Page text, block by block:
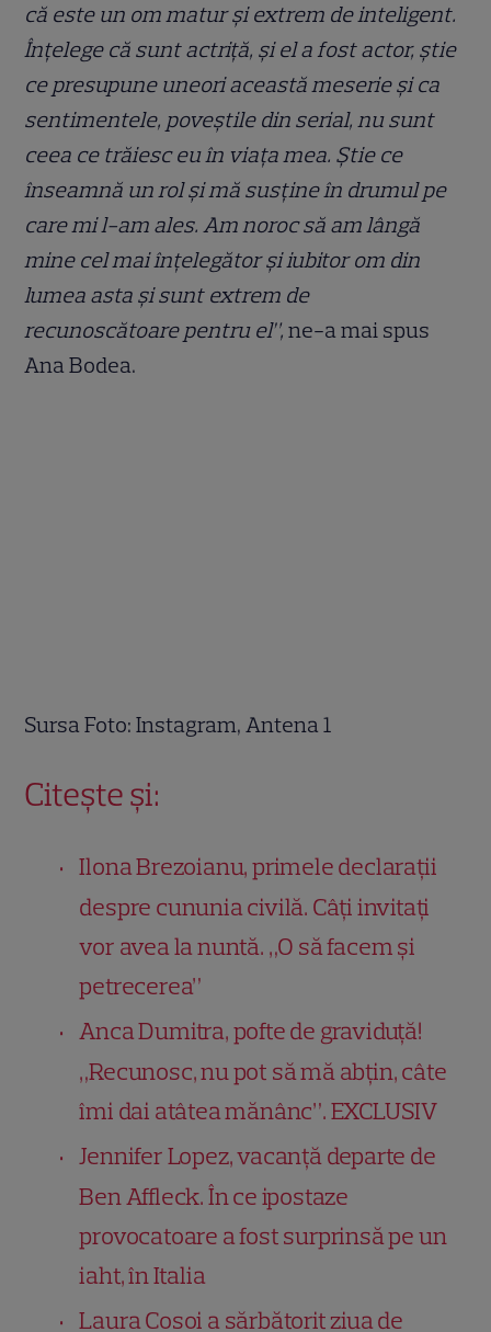
că este un om matur și extrem de inteligent.
Înțelege că sunt actriță, și el a fost actor, știe
ce presupune uneori această meserie și ca
sentimentele, poveștile din serial, nu sunt
ceea ce trăiesc eu în viața mea. Știe ce
înseamnă un rol și mă susține în drumul pe
care mi l-am ales. Am noroc să am lângă
mine cel mai înțelegător și iubitor om din
lumea asta și sunt extrem de
recunoscătoare pentru el”,ne-a mai spus
Ana Bodea.
Sursa Foto: Instagram, Antena 1
Citește și:
Ilona Brezoianu, primele declarații
despre cununia civilă. Câți invitați
vor avea la nuntă. „O să facem și
petrecerea”
Anca Dumitra, pofte de graviduță!
„Recunosc, nu pot să mă abțin, câte
îmi dai atâtea mănânc”. EXCLUSIV
Jennifer Lopez, vacanță departe de
Ben Affleck. În ce ipostaze
provocatoare a fost surprinsă pe un
iaht, în Italia
Laura Cosoi a sărbătorit ziua de